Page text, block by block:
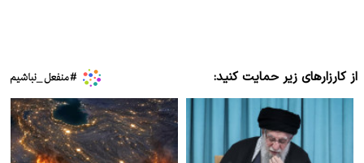
از کارزارهای زیر حمایت کنید: